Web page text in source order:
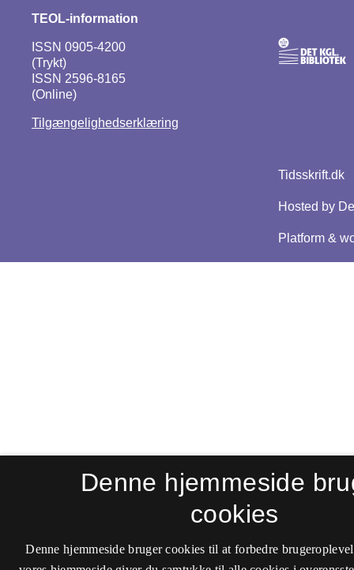
TEOL-information
ISSN 0905-4200
(Trykt)
ISSN 2596-8165
(Online)
Tilgængelighedserklæring
Denne hjemmeside
cookies
Denne hjemmeside bruger cookies til at forbedre